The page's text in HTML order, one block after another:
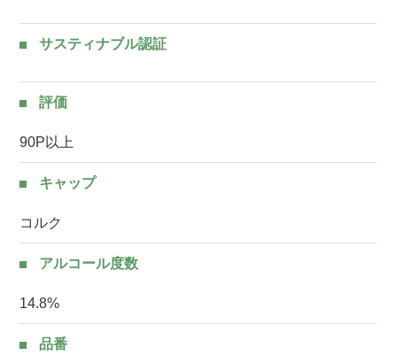
サスティナブル認証
評価
90P以上
キャップ
コルク
アルコール度数
14.8%
品番